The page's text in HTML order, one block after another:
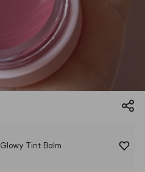
Glowy Tint Balm